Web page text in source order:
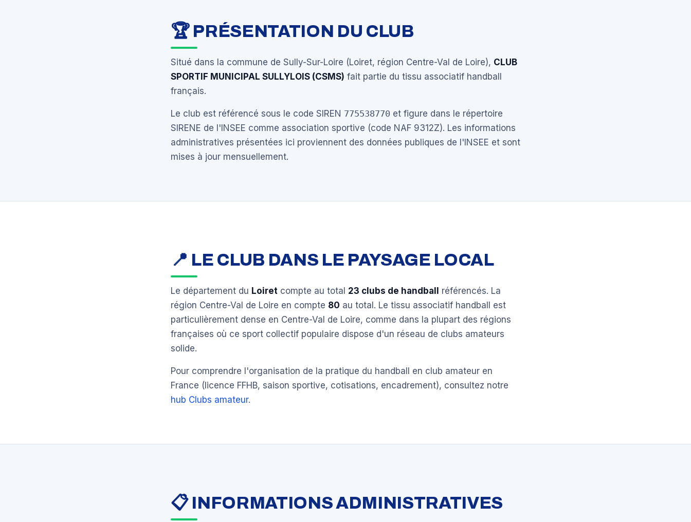
🏆 PRÉSENTATION DU CLUB
Situé dans la commune de Sully-Sur-Loire (Loiret, région Centre-Val de Loire), CLUB
SPORTIF MUNICIPAL SULLYLOIS (CSMS) fait partie du tissu associatif handball
français.
Le club est référencé sous le code SIREN 775538770 et figure dans le répertoire
SIRENE de l'INSEE comme association sportive (code NAF 9312Z). Les informations
administratives présentées ici proviennent des données publiques de l'INSEE et sont
mises à jour mensuellement.
📍 LE CLUB DANS LE PAYSAGE LOCAL
Le département du Loiret compte au total 23 clubs de handball
référencés. La
région Centre-Val de Loire en compte 80 au total. Le tissu associatif handball est
particulièrement dense en Centre-Val de Loire, comme dans la plupart des régions
françaises où ce sport collectif populaire dispose d'un réseau de clubs amateurs
solide.
Pour comprendre l'organisation de la pratique du handball en club amateur en
France (licence FFHB, saison sportive, cotisations, encadrement), consultez notre
hub Clubs amateur.
📋 INFORMATIONS ADMINISTRATIVES